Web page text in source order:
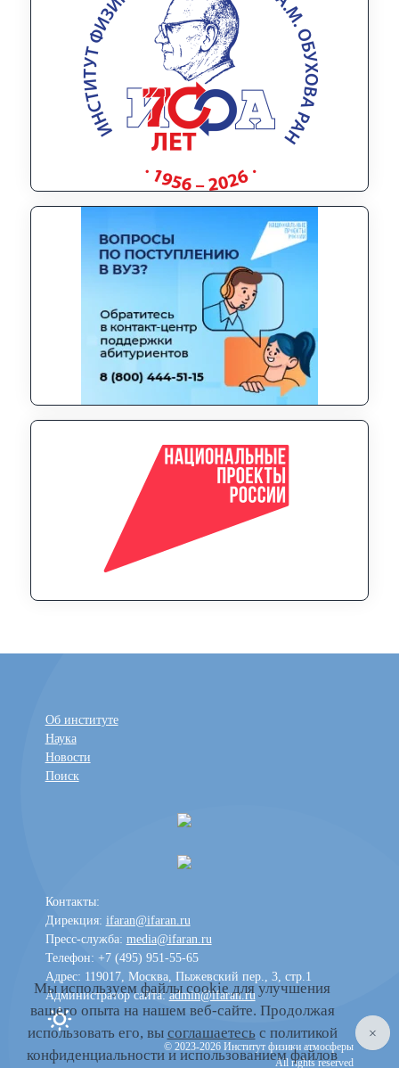
Об институте
Наука
Новости
Поиск
Контакты:
Дирекция: ifaran@ifaran.ru
Пресс-служба: media@ifaran.ru
Телефон: +7 (495) 951-55-65
Адрес: 119017, Москва, Пыжевский пер., 3, стр.1
Администратор сайта:admin@ifaran.ru
Toggle dark mode
© 2023-2026 Институт физики атмосферы
All rights reserved
Мы используем файлы cookie для улучшения
вашего опыта на нашем веб-сайте. Продолжая
использовать его, вы соглашаетесь с политикой
конфиденциальности и использованием файлов